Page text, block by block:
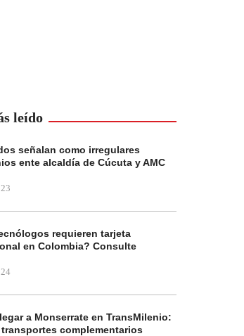
leído
señalan como irregulares
ente alcaldía de Cúcuta y AMC
requieren tarjeta
en Colombia? Consulte
a Monserrate en TransMilenio:
complementarios